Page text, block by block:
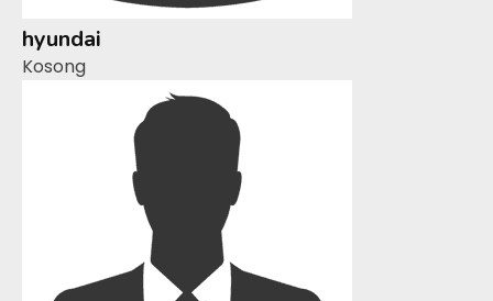
hyundai
Kosong